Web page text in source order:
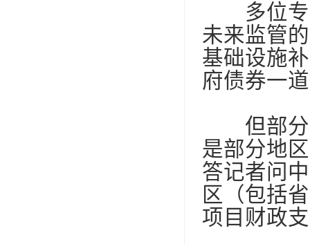
多位专
未来监管
基础设施
府债券一
但部分
是部分地
答记者问
区（包括
项目财政